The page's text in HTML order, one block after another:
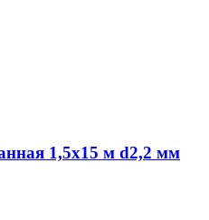
1,5х15 м d2,2 мм